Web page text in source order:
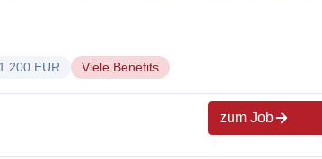
EUR Viele Benefits
zum Job